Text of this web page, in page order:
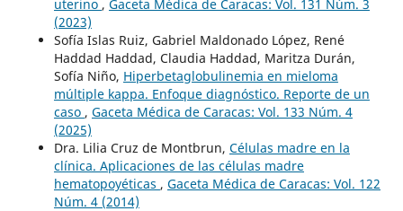
uterino , Gaceta Médica de Caracas: Vol. 131 Núm. 3
(2023)
Sofía Islas Ruiz, Gabriel Maldonado López, René
Haddad Haddad, Claudia Haddad, Maritza Durán,
Sofía Niño, Hiperbetaglobulinemia en mieloma
múltiple kappa. Enfoque diagnóstico. Reporte de un
caso , Gaceta Médica de Caracas: Vol. 133 Núm. 4
(2025)
Dra. Lilia Cruz de Montbrun, Células madre en la
clínica. Aplicaciones de las células madre
hematopoyéticas , Gaceta Médica de Caracas: Vol. 122
Núm. 4 (2014)